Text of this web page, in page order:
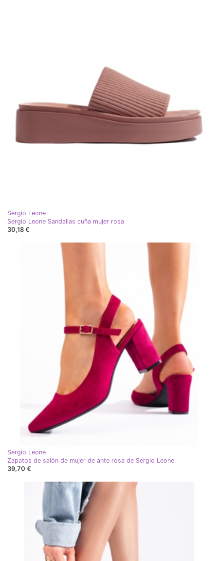
Sergio Leone
Sergio Leone Sandalias cuña mujer rosa
30,18 €
Sergio Leone
Zapatos de salón de mujer de ante rosa de Sergio Leone
39,70 €